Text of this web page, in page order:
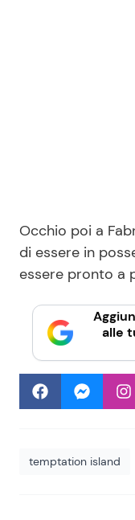
Occhio poi a
di essere in
essere pronto a
alle
temptation island